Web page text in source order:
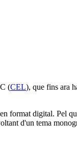
(CEL), que fins ara
format digital. Pel
d'un tema